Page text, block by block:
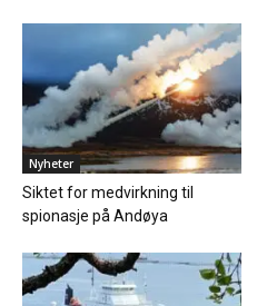
Nyheter
Siktet for medvirkning til
spionasje på Andøya